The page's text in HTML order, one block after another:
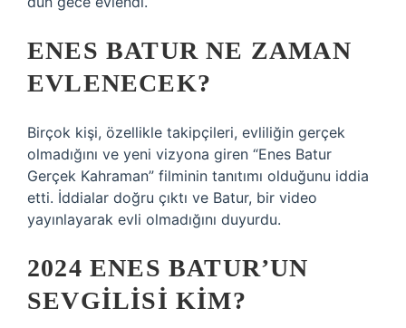
ENES BATUR NE ZAMAN
EVLENECEK?
Birçok kişi, özellikle takipçileri, evliliğin gerçek
olmadığını ve yeni vizyona giren “Enes Batur
Gerçek Kahraman” filminin tanıtımı olduğunu iddia
etti. İddialar doğru çıktı ve Batur, bir video
yayınlayarak evli olmadığını duyurdu.
2024 ENES BATUR’UN
SEVGILISI KIM?